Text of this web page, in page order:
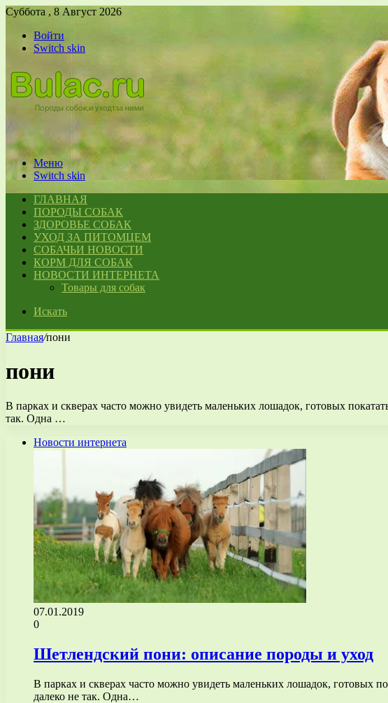
Суббота , 8 Август 2026
Войти
Switch skin
Меню
Switch skin
ГЛАВНАЯ
ПОРОДЫ СОБАК
ЗДОРОВЬЕ СОБАК
УХОД ЗА ПИТОМЦЕМ
СОБАЧЬИ НОВОСТИ
КОРМ ДЛЯ СОБАК
НОВОСТИ ИНТЕРНЕТА
Товары для собак
Искать
Главная/пони
пони
В парках и скверах часто можно увидеть маленьких лошадок, готовых
так. Одна …
Новости интернета
07.01.2019
0
Шетлендский пони: описание породы и уход
В парках и скверах часто можно увидеть маленьких лошадок, готовых
далеко не так. Одна…